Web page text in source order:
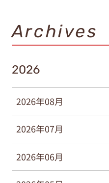
Archives
2026
2026年08月
2026年07月
2026年06月